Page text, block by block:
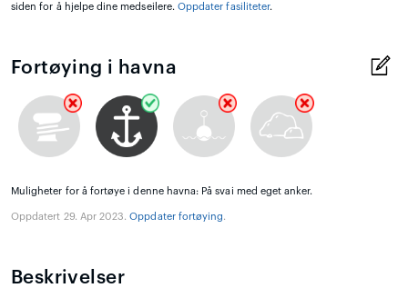
siden for å hjelpe dine medseilere. Oppdater fasiliteter.
Fortøying i havna
Muligheter for å fortøye i denne havna: På svai med eget anker.
Oppdatert 29. Apr 2023.Oppdater fortøying.
Beskrivelser